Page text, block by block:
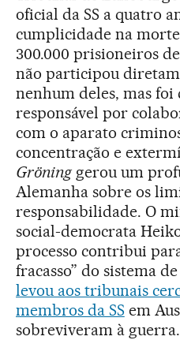
oficial da SS a quatro
cumplicidade na
300.000 prisioneiros de
não participou
nenhum deles, mas foi
responsável por
com o aparato
concentração e
Gröninggerou um
Alemanha sobre os
responsabilidade. O
social-democrata
processo contribui
fracasso” do sistema
levou aos tribunais
membros da SS em
sobreviveram à guerra.